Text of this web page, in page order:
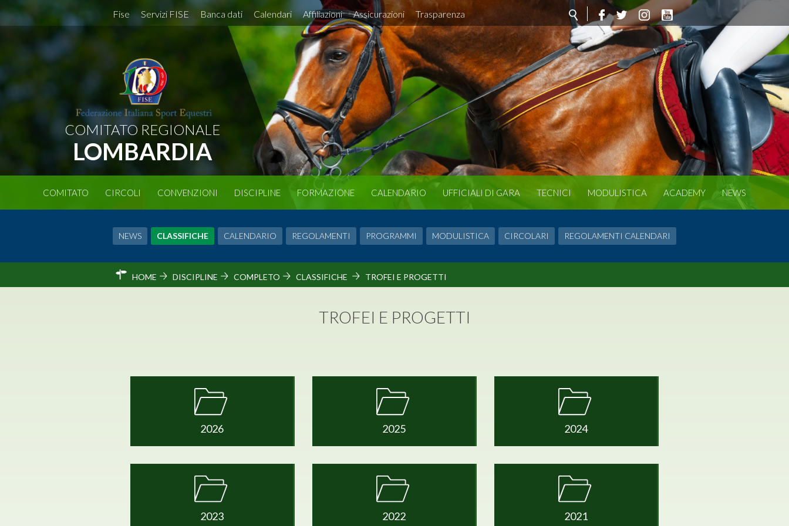
Fise Servizi FISE Banca dati Calendari Affiliazioni Assicurazioni Trasparenza
COMITATO REGIONALE
LOMBARDIA
COMITATO CIRCOLI CONVENZIONI DISCIPLINE FORMAZIONE CALENDARIO UFFICIALI DI GARA TECNICI MODULISTICA ACADEMY NEWS
NEWS CLASSIFICHE CALENDARIO REGOLAMENTI PROGRAMMI MODULISTICA CIRCOLARI REGOLAMENTI CALENDARI
HOME DISCIPLINE COMPLETO CLASSIFICHE TROFEI E PROGETTI
TROFEI E PROGETTI
2026 2025 2024
2023 2022 2021